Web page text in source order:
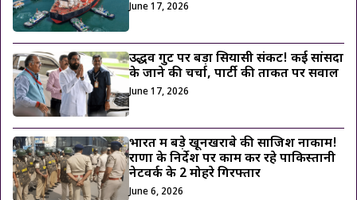
June 17, 2026
उद्धव गुट पर बड़ा सियासी संकट! कई सांसदों
के जाने की चर्चा, पार्टी की ताकत पर सवाल
June 17, 2026
भारत में बड़े खूनखराबे की साजिश नाकाम!
राणा के निर्देश पर काम कर रहे पाकिस्तानी
नेटवर्क के 2 मोहरे गिरफ्तार
June 6, 2026